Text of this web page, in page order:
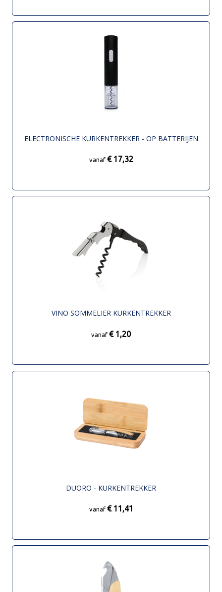
ELECTRONISCHE KURKENTREKKER - OP BATTERIJEN
vanaf € 17,32
VINO SOMMELIER KURKENTREKKER
vanaf € 1,20
DUORO - KURKENTREKKER
vanaf € 11,41